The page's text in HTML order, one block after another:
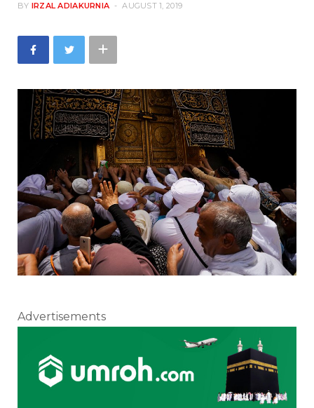
BY IRZAL ADIAKURNIA AUGUST 1, 2019
Advertisements